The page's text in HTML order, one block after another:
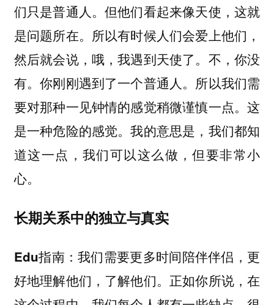
们只是普通人。但他们看起来像天使，这就
是问题所在。所以有时候人们会爱上他们，
然后就会说，哦，我遇到天使了。不，你没
有。你刚刚遇到了一个普通人。所以我们需
要对那种一见钟情的感觉稍微谨慎一点。这
是一种危险的感觉。我的意思是，我们都知
道这一点，我们可以这么做，但要非常小
心。
长期关系中的独立与真实
Edu指南：我们需要更多时间陪伴伴侣，更
好地理解他们，了解他们。正如你所说，在